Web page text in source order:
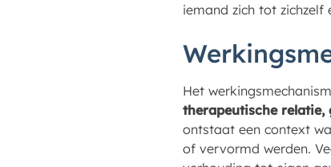
iemand zich tot zichzelf
Het
therapeutische
ontstaat een context
of vervormd werden.